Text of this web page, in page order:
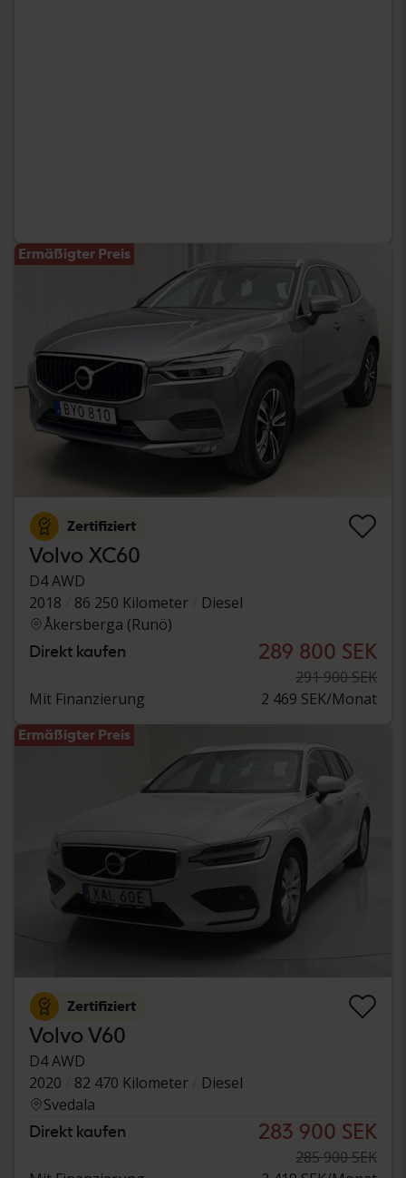
Ermäßigter Preis
Zertifiziert
Volvo XC60
D4 AWD
2018
86 250 Kilometer
Diesel
Åkersberga (Runö)
Direkt kaufen 289 800 SEK
291 900 SEK
Mit Finanzierung
2 469 SEK/Monat
Ermäßigter Preis
Zertifiziert
Volvo V60
D4 AWD
2020
82 470 Kilometer
Diesel
Svedala
Direkt kaufen 283 900 SEK
285 900 SEK